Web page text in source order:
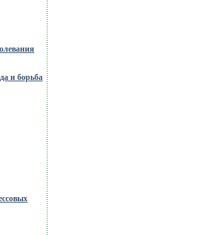
и борьба